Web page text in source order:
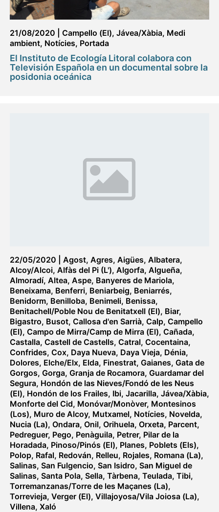
21/08/2020 Campello (El), Jávea/Xàbia, Medi
ambient, Notícies, Portada
El Instituto de Ecología Litoral colabora con
Televisión Española en un documental sobre la
posidonia oceánica
22/05/2020 Agost, Agres, Aigües, Albatera,
Alcoy/Alcoi, Alfàs del Pi (L'), Algorfa, Algueña,
Almoradí, Altea, Aspe, Banyeres de Mariola,
Beneixama, Benferri, Beniarbeig, Beniarrés,
Benidorm, Benilloba, Benimeli, Benissa,
Benitachell/Poble Nou de Benitatxell (El), Biar,
Bigastro, Busot, Callosa d'en Sarrià, Calp, Campello
(El), Campo de Mirra/Camp de Mirra (El), Cañada,
Castalla, Castell de Castells, Catral, Cocentaina,
Confrides, Cox, Daya Nueva, Daya Vieja, Dénia,
Dolores, Elche/Elx, Elda, Finestrat, Gaianes, Gata de
Gorgos, Gorga, Granja de Rocamora, Guardamar del
Segura, Hondón de las Nieves/Fondó de les Neus
(El), Hondón de los Frailes, Ibi, Jacarilla, Jávea/Xàbia,
Monforte del Cid, Monóvar/Monòver, Montesinos
(Los), Muro de Alcoy, Mutxamel, Notícies, Novelda,
Nucia (La), Ondara, Onil, Orihuela, Orxeta, Parcent,
Pedreguer, Pego, Penàguila, Petrer, Pilar de la
Horadada, Pinoso/Pinós (El), Planes, Poblets (Els),
Polop, Rafal, Redován, Relleu, Rojales, Romana (La),
Salinas, San Fulgencio, San Isidro, San Miguel de
Salinas, Santa Pola, Sella, Tàrbena, Teulada, Tibi,
Torremanzanas/Torre de les Maçanes (La),
Torrevieja, Verger (El), Villajoyosa/Vila Joiosa (La),
Villena, Xaló